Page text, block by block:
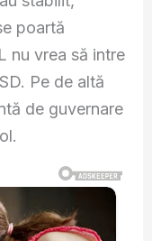
poartă
nu vrea să intre
Pe de altă
de guvernare